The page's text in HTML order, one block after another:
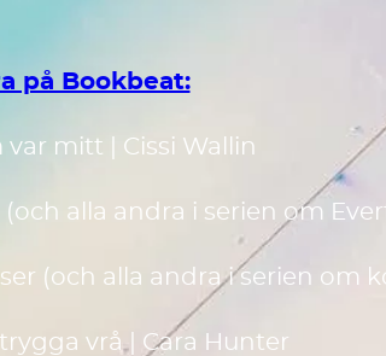
på Bookbeat:
var mitt | Cissi Wallin
(och alla andra i serien om
(och alla andra i serien om
vrå | Cara Hunter